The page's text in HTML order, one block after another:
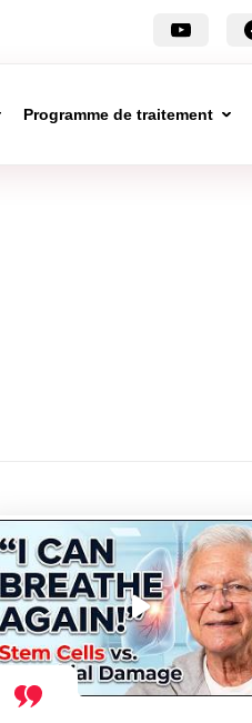
Programme de traitement